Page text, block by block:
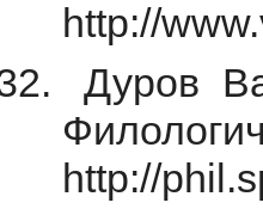
http://
Дуров
http://